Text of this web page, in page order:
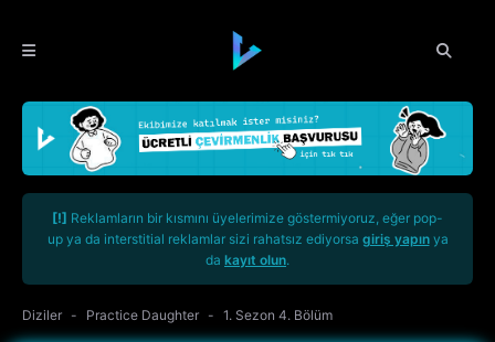
[!] Reklamların bir kısmını üyelerimize göstermiyoruz, eğer pop-
up ya da interstitial reklamlar sizi rahatsız ediyorsa giriş yapınya
da kayıt olun.
Diziler Practice Daughter 1. Sezon 4. Bölüm